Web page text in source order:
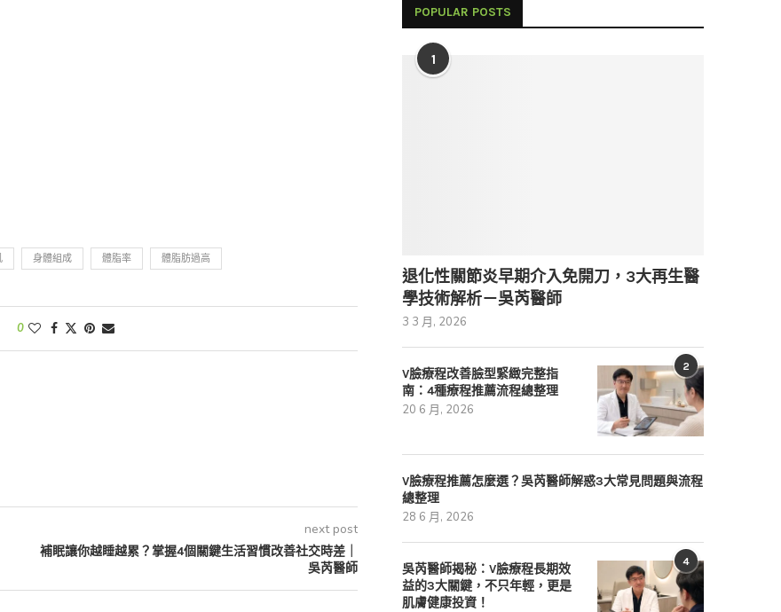
身體組成 體脂率 體脂肪過高
0
next post
補眠讓你越睡越累？掌握4個關鍵生活習慣改善社交時差｜
吳芮醫師
POPULAR POSTS
1
退化性關節炎早期介入免開刀，3大再生醫
學技術解析－吳芮醫師
3 3 月, 2026
2
V臉療程改善臉型緊緻完整指
南：4種療程推薦流程總整理
20 6 月, 2026
V臉療程推薦怎麼選？吳芮醫師解惑3大常見問題與流程
總整理
28 6 月, 2026
4
吳芮醫師揭秘：V臉療程長期效
益的3大關鍵，不只年輕，更是
肌膚健康投資！